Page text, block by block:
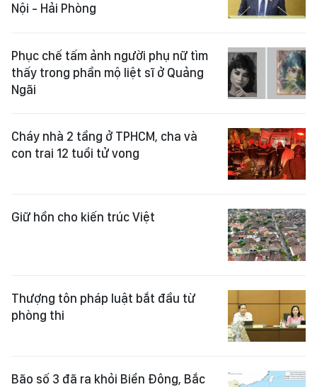
Nội - Hải Phòng
Phục chế tấm ảnh người phụ nữ tìm
thấy trong phần mộ liệt sĩ ở Quảng
Ngãi
Cháy nhà 2 tầng ở TPHCM, cha và
con trai 12 tuổi tử vong
Giữ hồn cho kiến trúc Việt
Thượng tôn pháp luật bắt đầu từ
phòng thi
Bão số 3 đã ra khỏi Biển Đông, Bắc